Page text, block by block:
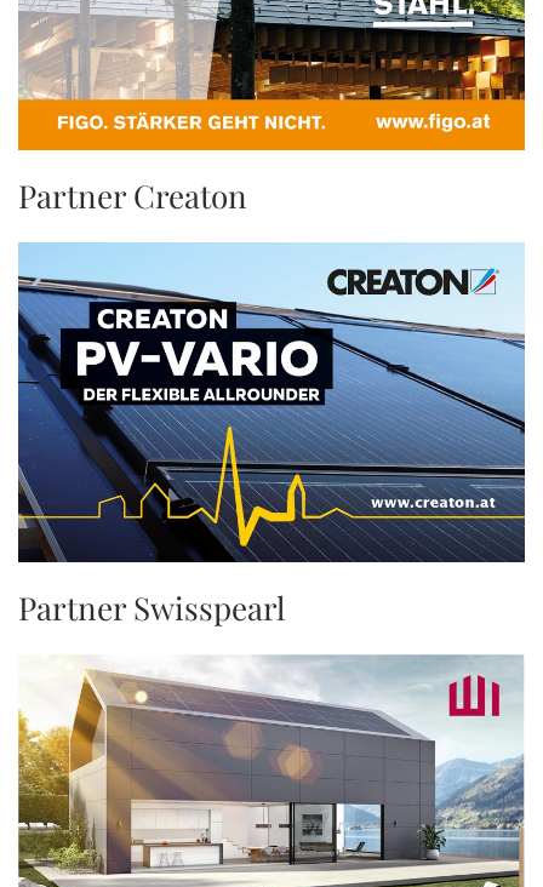
Partner Creaton
Partner Swisspearl